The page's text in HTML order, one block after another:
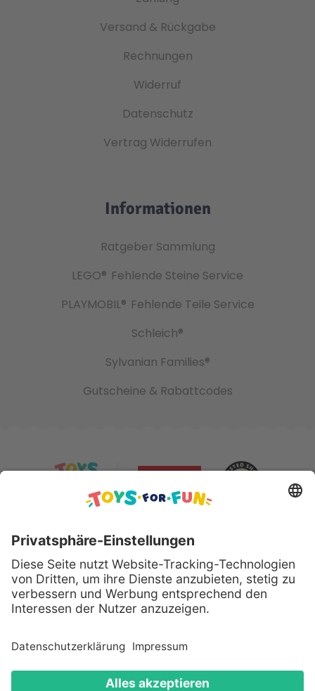
Versand & Rückgabe
Rechnungen
Widerruf
Datenschutz
Vertrag Widerrufen
Informationen
Ratgeber Sammlung
LEGO® Fehlende Steine Service
PLAYMOBIL® Fehlende Teile Service
Schleich®
Sylvanian Families®
Gutscheine & Rabattcodes
Sicher bezahlen mit:
Alle genannten Produkte und Logos sind eingetragene
Warenzeichen der jeweiligen Hersteller.